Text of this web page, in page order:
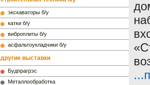
экскаваторы б/у
катки б/у
виброплиты б/у
асфальтоукладчики б/у
другие выставки
Будпрагрэс
Металлообработка